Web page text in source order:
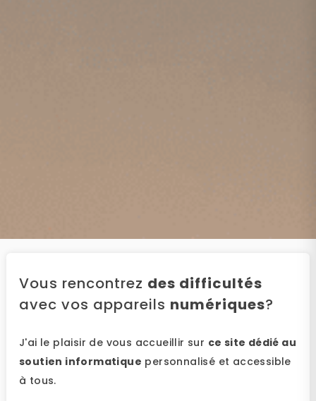
Vous rencontrez des difficultés
avec vos appareils numériques?
J'ai le plaisir de vous accueillir sur ce site dédié au
soutien informatique personnalisé et accessible
à tous.